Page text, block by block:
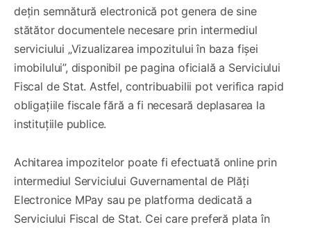
dețin semnătură electronică pot genera de sine
stătător documentele necesare prin intermediul
serviciului „Vizualizarea impozitului în baza fișei
imobilului”, disponibil pe pagina oficială a Serviciului
Fiscal de Stat. Astfel, contribuabilii pot verifica rapid
obligațiile fiscale fără a fi necesară deplasarea la
instituțiile publice.
Achitarea impozitelor poate fi efectuată online prin
intermediul Serviciului Guvernamental de Plăți
Electronice MPay sau pe platforma dedicată a
Serviciului Fiscal de Stat. Cei care preferă plata în